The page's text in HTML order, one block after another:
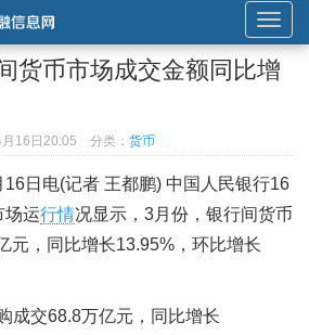
展
开
或
导
航
货币市场成交金额同比增
16日20:05 分类： 货币
日电(记者 王都鹏) 中国人民银行16
场运行情况显示，3月份，银行间货币
元，同比增长13.95%，环比增长
成交68.8万亿元，同比增长